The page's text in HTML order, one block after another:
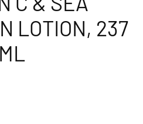
LOTION, 237
ML